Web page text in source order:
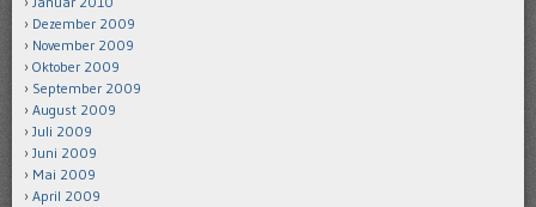
Dezember 2009
November 2009
Oktober 2009
September 2009
August 2009
Juli 2009
Juni 2009
Mai 2009
April 2009